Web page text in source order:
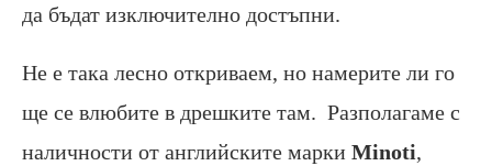
да бъдат изключително достъпни.
Не е така лесно откриваем, но намерите ли го
ще се влюбите в дрешките там. Разполагаме с
наличности от английските марки Minoti,